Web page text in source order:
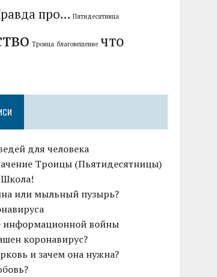
про... Пятидесятница
Троица благовещение что
для человека
Троицы (Пьятидесятницы)
или мыльный пузырь?
информационной войны
коронавирус?
и зачем она нужна?